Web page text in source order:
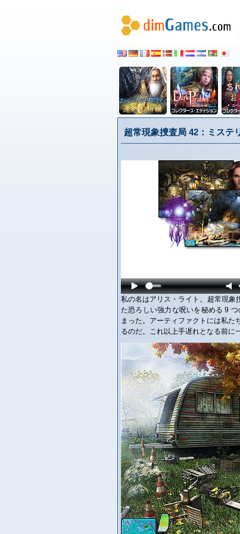
超常現象捜査局 42：ミステ
私の名はアリス・ライト。超常現象
た恐ろしい強力な呪いを秘める 9
まった。アーティファクトには私た
るのだ。これ以上手遅れとなる前に